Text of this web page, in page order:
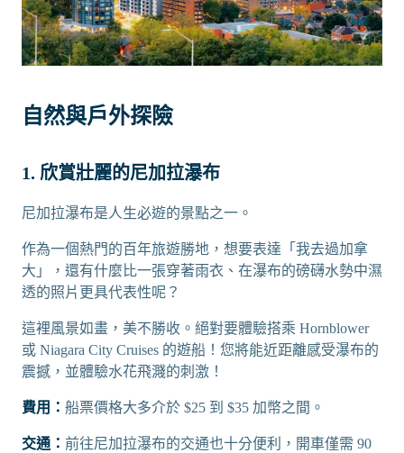
自然與戶外探險
1. 欣賞壯麗的尼加拉瀑布
尼加拉瀑布是人生必遊的景點之一。
作為一個熱門的百年旅遊勝地，想要表達「我去過加拿
大」，還有什麼比一張穿著雨衣、在瀑布的磅礴水勢中濕
透的照片更具代表性呢？
這裡風景如畫，美不勝收。絕對要體驗搭乘 Hornblower
或 Niagara City Cruises 的遊船！您將能近距離感受瀑布的
震撼，並體驗水花飛濺的刺激！
費用： 船票價格大多介於 $25 到 $35 加幣之間。
交通： 前往尼加拉瀑布的交通也十分便利，開車僅需 90